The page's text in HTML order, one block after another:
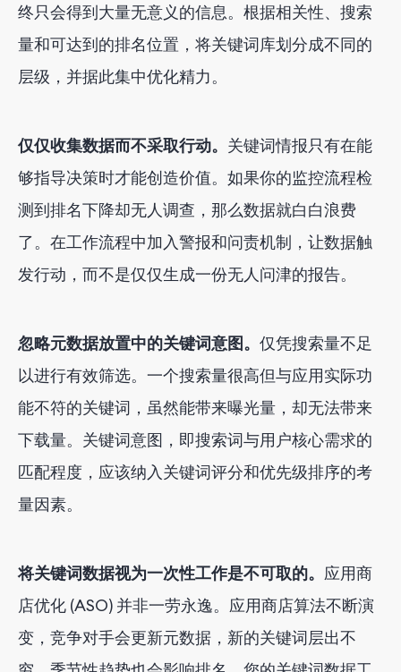
终只会得到大量无意义的信息。根据相关性、搜索
量和可达到的排名位置，将关键词库划分成不同的
层级，并据此集中优化精力。
仅仅收集数据而不采取行动。 关键词情报只有在能
够指导决策时才能创造价值。如果你的监控流程检
测到排名下降却无人调查，那么数据就白白浪费
了。在工作流程中加入警报和问责机制，让数据触
发行动，而不是仅仅生成一份无人问津的报告。
忽略元数据放置中的关键词意图。 仅凭搜索量不足
以进行有效筛选。一个搜索量很高但与应用实际功
能不符的关键词，虽然能带来曝光量，却无法带来
下载量。关键词意图，即搜索词与用户核心需求的
匹配程度，应该纳入关键词评分和优先级排序的考
量因素。
将关键词数据视为一次性工作是不可取的。 应用商
店优化 (ASO) 并非一劳永逸。应用商店算法不断演
变，竞争对手会更新元数据，新的关键词层出不